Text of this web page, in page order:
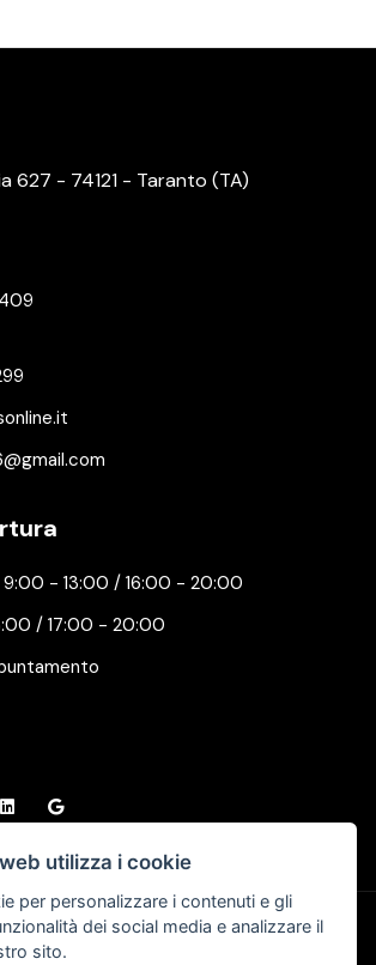
627 - 74121 - Taranto (TA)
9:00 - 13:00 / 16:00 - 20:00
/ 17:00 - 20:00
Privacy & Cookie Policy
utilizza i cookie
per personalizzare i contenuti e gli
dei social media e analizzare il
sito.